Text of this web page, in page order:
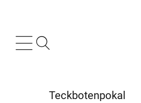
Teckbotenpokal